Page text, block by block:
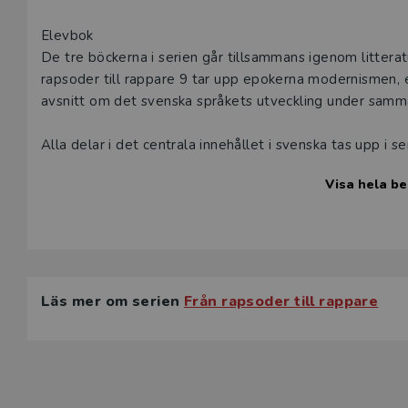
Den här
Elevbok
De tre böckerna i serien går tillsammans igenom
rapsoder till rappare 9 tar upp epokerna
avsnitt om det svenska språkets utveckling under
Alla delar i det centrala innehållet i svenska tas upp i
nutida kopplingar så att de kan se hur vi än idag
Eleverna får även träna sig på genreskrivande och
Visa hela
Läs mer om serien Från rapsoder till rappare